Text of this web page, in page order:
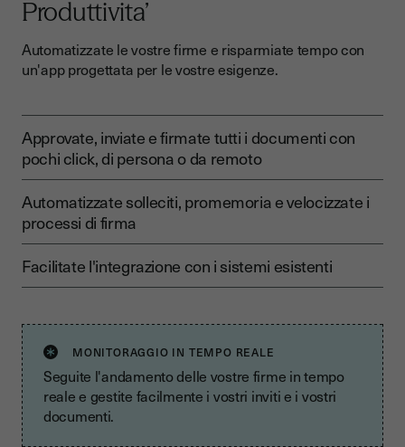
Produttivita’
Automatizzate le vostre firme e risparmiate tempo con
un'app progettata per le vostre esigenze.
Approvate, inviate e firmate tutti i documenti con
pochi click, di persona o da remoto
Automatizzate solleciti, promemoria e velocizzate i
processi di firma
Facilitate l'integrazione con i sistemi esistenti
MONITORAGGIO IN TEMPO REALE
Seguite l'andamento delle vostre firme in tempo
reale e gestite facilmente i vostri inviti e i vostri
documenti.